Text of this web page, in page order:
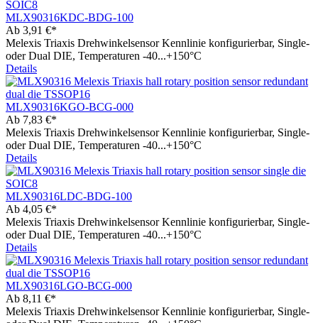
MLX90316KDC-BDG-100
Ab 3,91 €*
Melexis Triaxis Drehwinkelsensor Kennlinie konfigurierbar, Single-
oder Dual DIE, Temperaturen -40...+150°C
Details
MLX90316KGO-BCG-000
Ab 7,83 €*
Melexis Triaxis Drehwinkelsensor Kennlinie konfigurierbar, Single-
oder Dual DIE, Temperaturen -40...+150°C
Details
MLX90316LDC-BDG-100
Ab 4,05 €*
Melexis Triaxis Drehwinkelsensor Kennlinie konfigurierbar, Single-
oder Dual DIE, Temperaturen -40...+150°C
Details
MLX90316LGO-BCG-000
Ab 8,11 €*
Melexis Triaxis Drehwinkelsensor Kennlinie konfigurierbar, Single-